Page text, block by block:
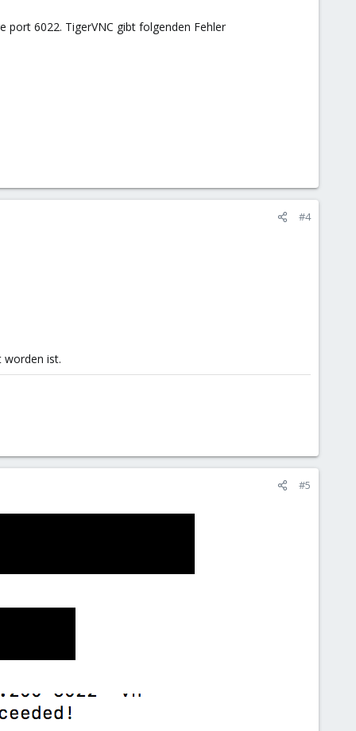
port 6022. TigerVNC gibt folgenden Fehler
#4
worden ist.
#5